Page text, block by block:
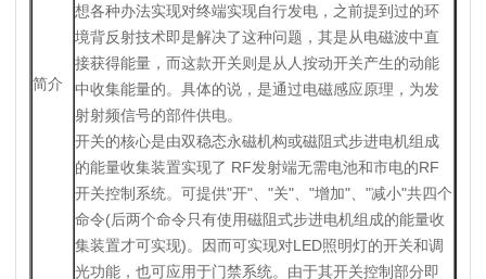
简介
想各种办法实现对终端实现自行发电，之前提到过的环
境背反射技术即是解决了这种问题，其是从电磁波中直
接获得能量，而这款开关则是从人按动开关产生的动能
中收集能量的。具体的说，是通过电磁感应原理，为发
射射频信号的部件供电。
开关的核心是由双稳态永磁机构或磁阻式步进电机组成
的能量收集装置实现了 RF发射端无需电池和市电的RF
开关控制系统。可提供"开"、"关"、"增加"、"减小"共四个
命令(后两个命令只有使用磁阻式步进电机组成的能量收
集装置才可实现)。因而可实现对LED照明灯的开关和调
光功能，也可应用于门禁系统。由于其开关控制部分即